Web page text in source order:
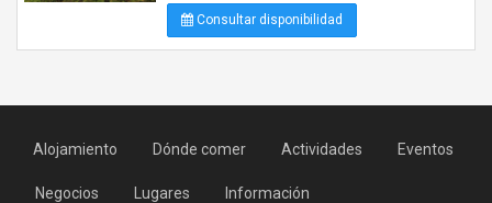
Consultar disponibilidad
Alojamiento Dónde comer Actividades Eventos
Negocios Lugares Información